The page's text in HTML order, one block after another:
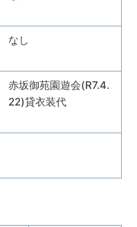
なし
赤坂御苑園遊会(R7.4.
22)貸衣装代